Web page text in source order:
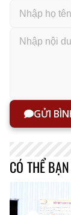
GỬI
CÓ THỂ